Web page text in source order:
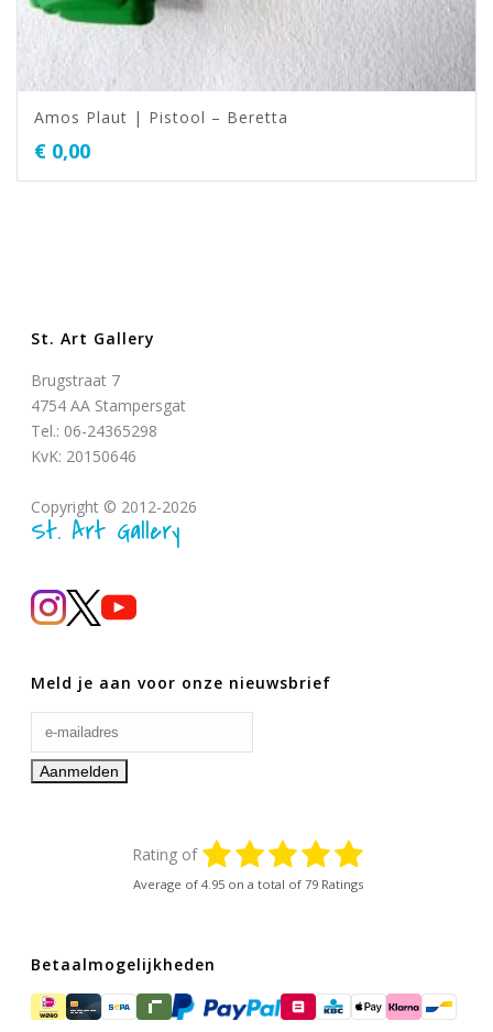
Amos Plaut | Pistool – Beretta
€ 0,00
St. Art Gallery
Brugstraat 7
4754 AA Stampersgat
Tel.: 06-24365298
KvK: 20150646
Copyright © 2012-2026
St. Art Gallery
Meld je aan voor onze nieuwsbrief
Rating of
Average of 4.95 on a total of 79 Ratings
Betaalmogelijkheden